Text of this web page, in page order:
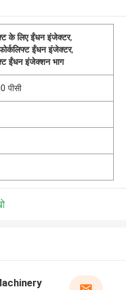
के लिए ईंधन इंजेक्टर,
ईंधन इंजेक्टर,
ईंधन इंजेक्शन भाग
पीसी